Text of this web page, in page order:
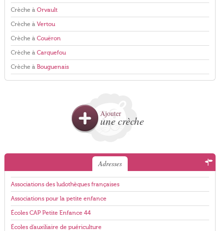
Crèche à Orvault
Crèche à Vertou
Crèche à Couëron
Crèche à Carquefou
Crèche à Bouguenais
Ajouter
une crèche
Adresses
Associations des ludothèques françaises
Associations pour la petite enfance
Écoles CAP Petite Enfance 44
Écoles d'auxiliaire de puériculture